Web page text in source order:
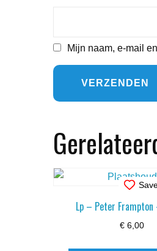
Mijn naam, e-mail
Lp – Peter Frampton
€6,00